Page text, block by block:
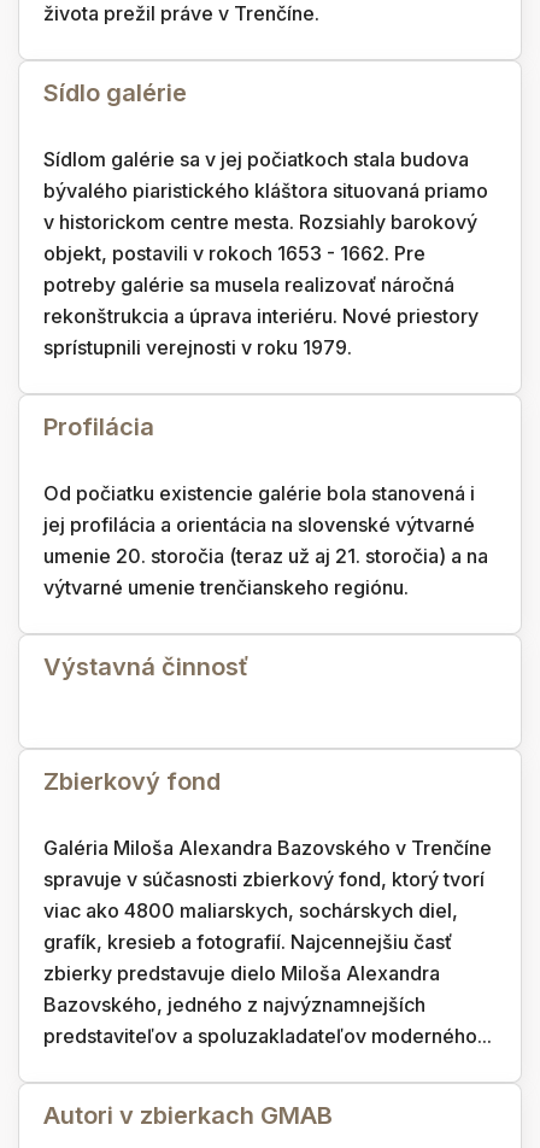
života prežil práve v Trenčíne.
Sídlo galérie
Sídlom galérie sa v jej počiatkoch stala budova
bývalého piaristického kláštora situovaná priamo
v historickom centre mesta. Rozsiahly barokový
objekt, postavili v rokoch 1653 - 1662. Pre
potreby galérie sa musela realizovať náročná
rekonštrukcia a úprava interiéru. Nové priestory
sprístupnili verejnosti v roku 1979.
Profilácia
Od počiatku existencie galérie bola stanovená i
jej profilácia a orientácia na slovenské výtvarné
umenie 20. storočia (teraz už aj 21. storočia) a na
výtvarné umenie trenčianskeho regiónu.
Výstavná činnosť
Zbierkový fond
Galéria Miloša Alexandra Bazovského v Trenčíne
spravuje v súčasnosti zbierkový fond, ktorý tvorí
viac ako 4800 maliarskych, sochárskych diel,
grafík, kresieb a fotografií. Najcennejšiu časť
zbierky predstavuje dielo Miloša Alexandra
Bazovského, jedného z najvýznamnejších
predstaviteľov a spoluzakladateľov moderného...
Autori v zbierkach GMAB